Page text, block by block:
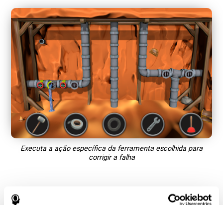
Executa a ação específica da ferramenta escolhida para
corrigir a falha
O que torna "Pipe Panic" tão